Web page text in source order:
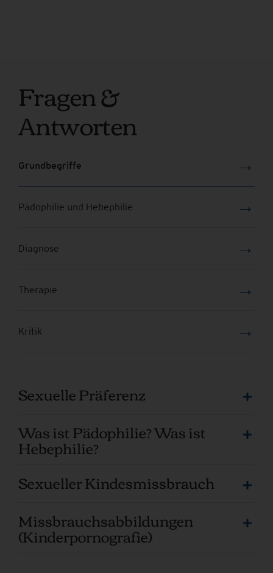
Fragen &
Antworten
Grundbegriffe →
Pädophilie und Hebephilie →
Diagnose →
Therapie →
Kritik →
Sexuelle Präferenz
Was ist Pädophilie? Was ist
Hebephilie?
Sexueller Kindesmissbrauch
Missbrauchsabbildungen
(Kinderpornografie)